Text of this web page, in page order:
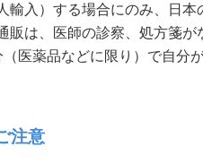
入）する場合にのみ、日本
販は、医師の診察、処方箋
医薬品などに限り）で自分
注意